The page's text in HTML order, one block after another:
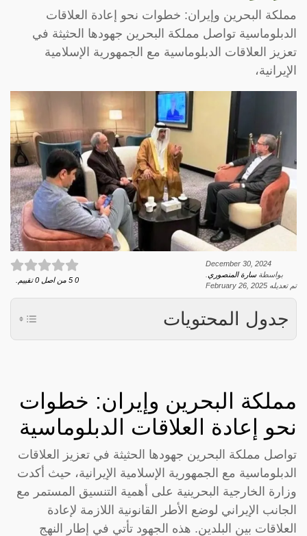
مملكة البحرين وإيران: خطوات نحو إعادة العلاقات
الدبلوماسية تواصل مملكة البحرين جهودها الحثيثة في
تعزيز العلاقات الدبلوماسية مع الجمهورية الإسلامية
الإيرانية،
December 30, 2024
بواسطةسارة المنصوري
تم تعديله February 26, 2025
0
5 من اصل 0 تقييم.
جدول المحتويات
مملكة البحرين وإيران: خطوات
نحو إعادة العلاقات الدبلوماسية
تواصل مملكة البحرين جهودها الحثيثة في تعزيز العلاقات
الدبلوماسية مع الجمهورية الإسلامية الإيرانية، حيث أكدت
وزارة الخارجية البحرينية على أهمية التنسيق المستمر مع
الجانب الإيراني لوضع الأطر القانونية اللازمة لإعادة
العلاقات بين البلدين. هذه الجهود تأتي في إطار النهج